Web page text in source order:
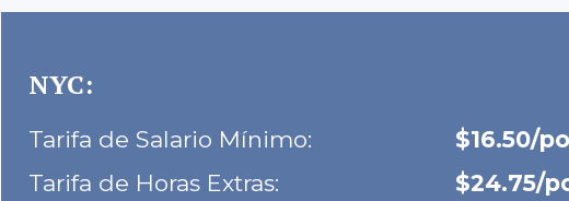
NYC:
Tarifa de Salario Mínimo:
$16.50/
Tarifa de Horas Extras:
$24.75/